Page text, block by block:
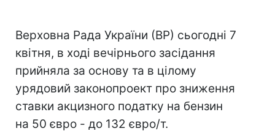
Верховна Рада України (ВР) сьогодні 7
квітня, в ході вечірнього засідання
прийняла за основу та в цілому
урядовий законопроект про зниження
ставки акцизного податку на бензин
на 50 євро - до 132 євро/т.